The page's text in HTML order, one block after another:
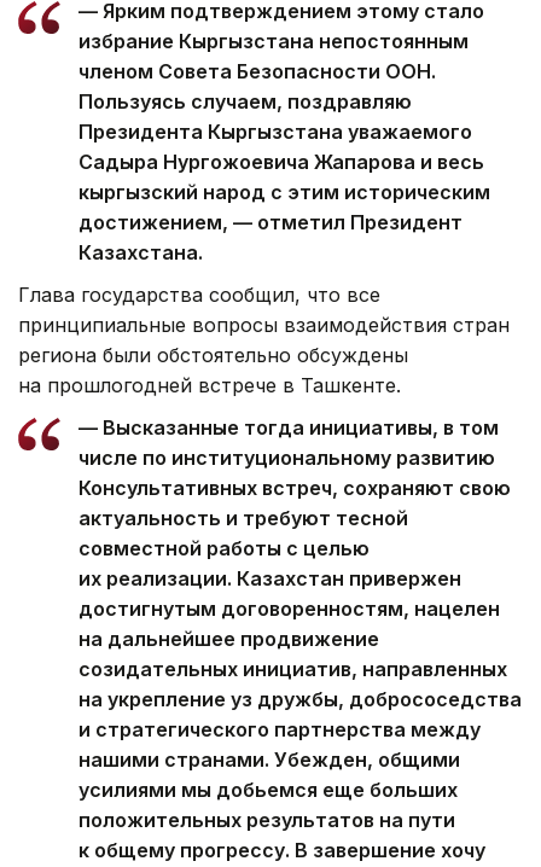
— Ярким подтверждением этому стало
избрание Кыргызстана непостоянным
членом Совета Безопасности ООН.
Пользуясь случаем, поздравляю
Президента Кыргызстана уважаемого
Садыра Нургожоевича Жапарова и весь
кыргызский народ с этим историческим
достижением, — отметил Президент
Казахстана.
Глава государства сообщил, что все
принципиальные вопросы взаимодействия стран
региона были обстоятельно обсуждены
на прошлогодней встрече в Ташкенте.
— Высказанные тогда инициативы, в том
числе по институциональному развитию
Консультативных встреч, сохраняют свою
актуальность и требуют тесной
совместной работы с целью
их реализации. Казахстан привержен
достигнутым договоренностям, нацелен
на дальнейшее продвижение
созидательных инициатив, направленных
на укрепление уз дружбы, добрососедства
и стратегического партнерства между
нашими странами. Убежден, общими
усилиями мы добьемся еще больших
положительных результатов на пути
к общему прогрессу. В завершение хочу